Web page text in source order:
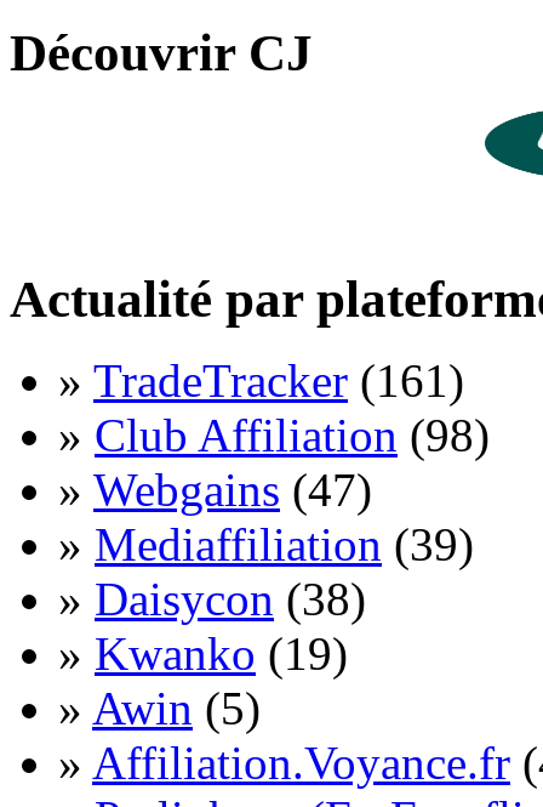
Découvrir CJ
Actualité par
» TradeTracker (161)
» Club Affiliation (98)
» Webgains (47)
» Mediaffiliation (39)
» Daisycon (38)
» Kwanko (19)
» Awin (5)
» Affiliation.Voyance.fr